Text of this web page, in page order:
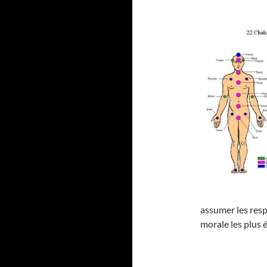
assumer les
morale les plus